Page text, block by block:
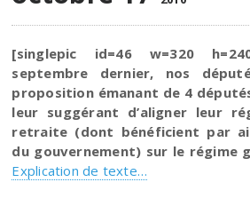
[singlepic id=46 w=320
septembre dernier, nos
proposition émanant de 4
leur suggérant d’aligner leur
retraite (dont bénéficient par
du gouvernement) sur le régime
Explication de texte…